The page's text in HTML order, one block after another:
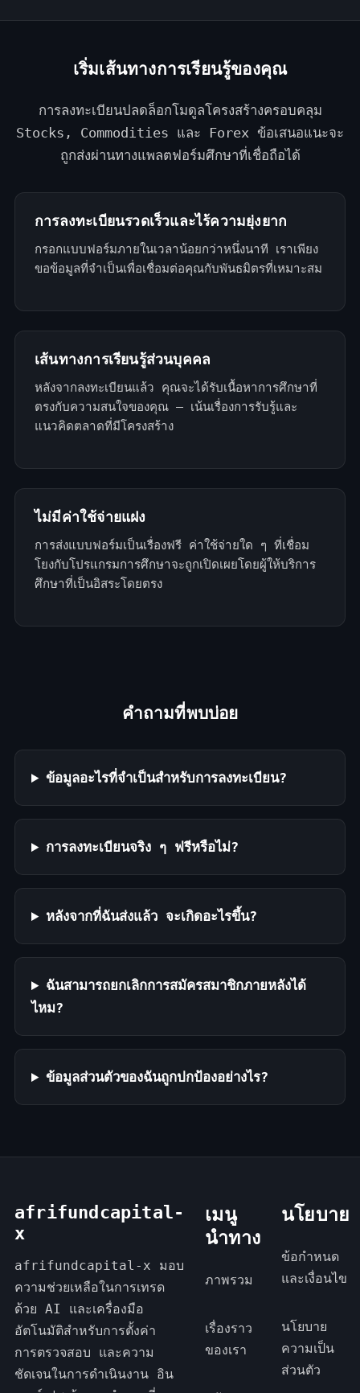
เริ่มเส้นทางการเรียนรู้ของคุณ
การลงทะเบียนปลดล็อกโมดูลโครงสร้างครอบคลุม
Stocks, Commodities และ Forex ข้อเสนอแนะจะ
ถูกส่งผ่านทางแพลตฟอร์มศึกษาที่เชื่อถือได้
การลงทะเบียนรวดเร็วและไร้ความยุ่งยาก
กรอกแบบฟอร์มภายในเวลาน้อยกว่าหนึ่งนาที เราเพียง
ขอข้อมูลที่จำเป็นเพื่อเชื่อมต่อคุณกับพันธมิตรที่เหมาะสม
เส้นทางการเรียนรู้ส่วนบุคคล
หลังจากลงทะเบียนแล้ว คุณจะได้รับเนื้อหาการศึกษาที่
ตรงกับความสนใจของคุณ — เน้นเรื่องการรับรู้และ
แนวคิดตลาดที่มีโครงสร้าง
ไม่มีค่าใช้จ่ายแฝง
การส่งแบบฟอร์มเป็นเรื่องฟรี ค่าใช้จ่ายใด ๆ ที่เชื่อม
โยงกับโปรแกรมการศึกษาจะถูกเปิดเผยโดยผู้ให้บริการ
ศึกษาที่เป็นอิสระโดยตรง
คำถามที่พบบ่อย
ข้อมูลอะไรที่จำเป็นสำหรับการลงทะเบียน?
การลงทะเบียนจริง ๆ ฟรีหรือไม่?
หลังจากที่ฉันส่งแล้ว จะเกิดอะไรขึ้น?
ฉันสามารถยกเลิกการสมัครสมาชิกภายหลังได้
ไหม?
ข้อมูลส่วนตัวของฉันถูกปกป้องอย่างไร?
afrifundcapital-
x
afrifundcapital-x มอบ
ความช่วยเหลือในการเทรด
ด้วย AI และเครื่องมือ
อัตโนมัติสำหรับการตั้งค่า
การตรวจสอบ และความ
ชัดเจนในการดำเนินงาน อิน
เมนู
นำทาง
ภาพรวม
เรื่องราว
ของเรา
นโยบาย
ข้อกำหนด
และเงื่อนไข
นโยบาย
ความเป็น
ส่วนตัว